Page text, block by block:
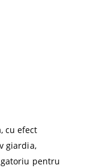
cu efect
giardia,
pentru